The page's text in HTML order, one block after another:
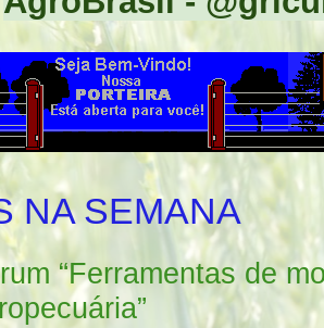
NA SEMANA
“Ferramentas de